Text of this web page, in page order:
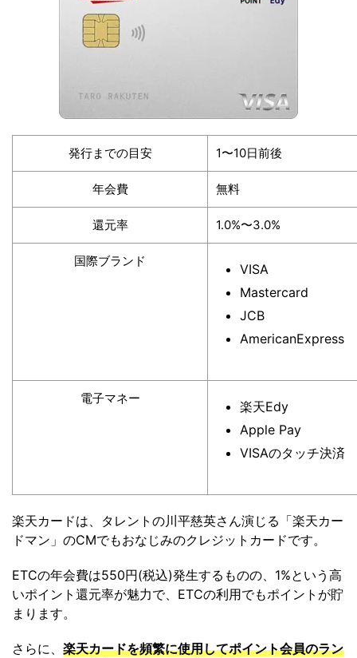
発行までの目安 1〜10日前後
年会費 無料
還元率 1.0%〜3.0%
国際ブランド
VISA
Mastercard
JCB
AmericanExpress
電子マネー
楽天Edy
Apple Pay
VISAのタッチ決済
楽天カードは、タレントの川平慈英さん演じる「楽天カー
ドマン」のCMでもおなじみのクレジットカードです。
ETCの年会費は550円(税込)発生するものの、1%という高
いポイント還元率が魅力で、ETCの利用でもポイントが貯
まります。
さらに、 楽天カードを頻繁に使用してポイント会員のラン